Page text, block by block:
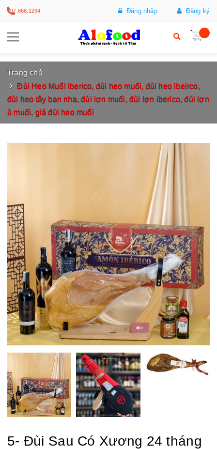
097.868.1234 Đăng nhập Đăng ký
Trang chủ
Đùi Heo Muối Iberico, đùi heo muối, đùi heo ibeirco,
đùi heo tây ban nha, đùi lợn muối, đùi lợn iberico, đùi lợn
ủ muối, giá đùi heo muối
5- Đùi Sau Có Xương 24 tháng